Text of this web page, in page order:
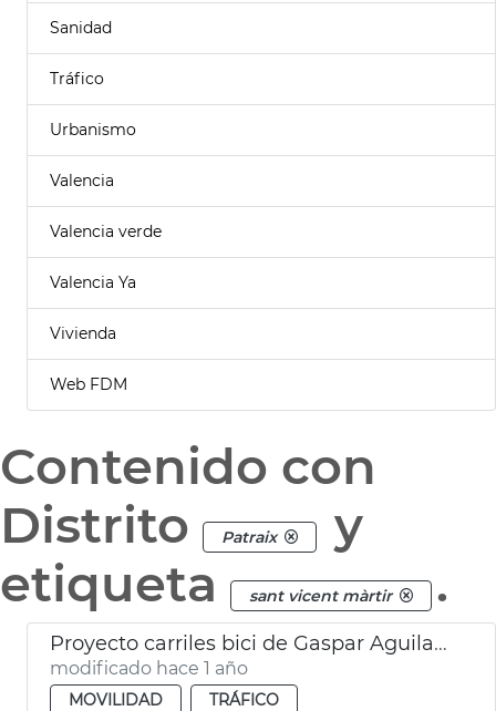
Sanidad
Tráfico
Urbanismo
Valencia
Valencia verde
Valencia Ya
Vivienda
Web FDM
Contenido con
Distrito
Patraix
y
etiqueta
sant vicent màrtir .
Proyecto carriles bici de Gaspar Aguilar y Sant Vicent Màrtir
modificado hace 1 año
MOVILIDAD
TRÁFICO